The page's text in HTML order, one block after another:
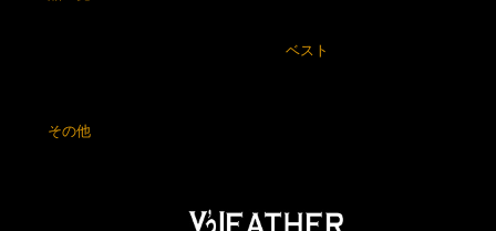
ベスト
その他